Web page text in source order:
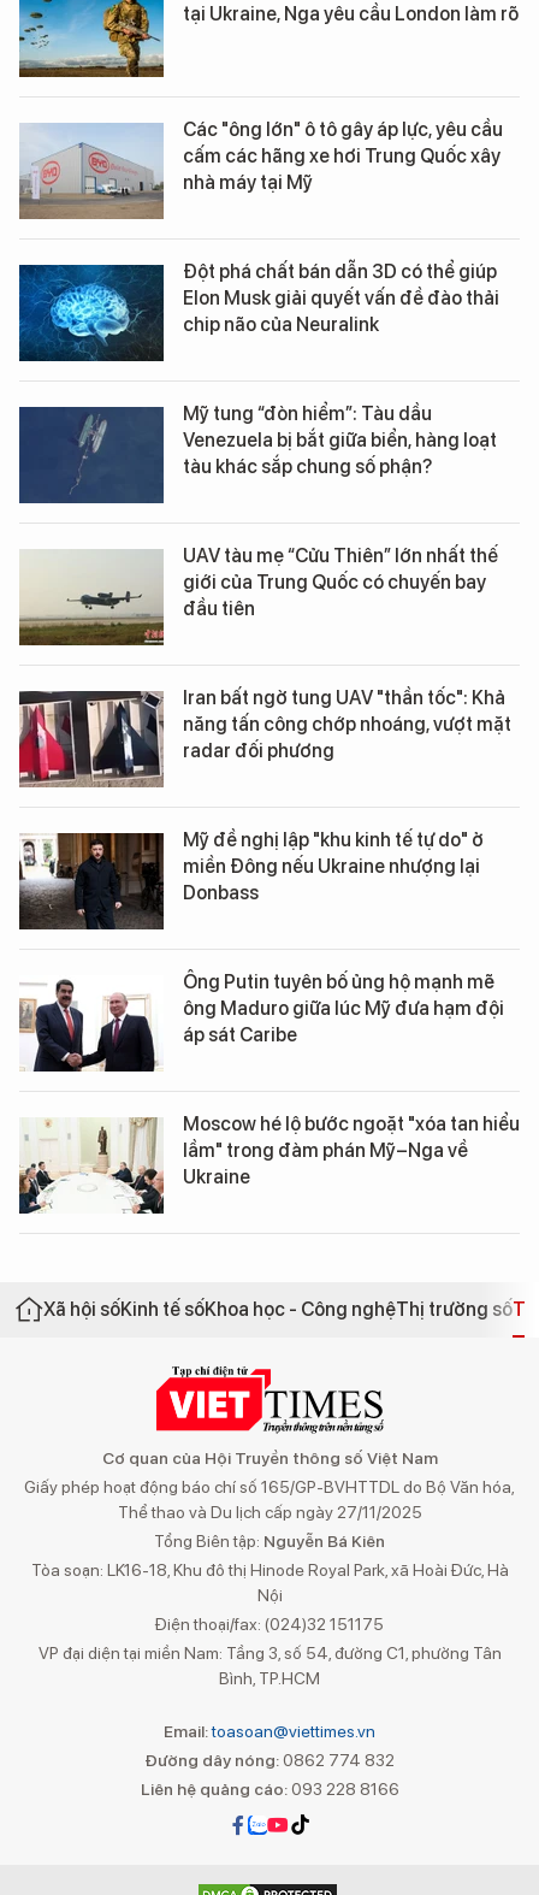
tại Ukraine, Nga yêu cầu London làm rõ
Các "ông lớn" ô tô gây áp lực, yêu cầu
cấm các hãng xe hơi Trung Quốc xây
nhà máy tại Mỹ
Đột phá chất bán dẫn 3D có thể giúp
Elon Musk giải quyết vấn đề đào thải
chip não của Neuralink
Mỹ tung “đòn hiểm”: Tàu dầu
Venezuela bị bắt giữa biển, hàng loạt
tàu khác sắp chung số phận?
UAV tàu mẹ “Cửu Thiên” lớn nhất thế
giới của Trung Quốc có chuyến bay
đầu tiên
Iran bất ngờ tung UAV "thần tốc": Khả
năng tấn công chớp nhoáng, vượt mặt
radar đối phương
Mỹ đề nghị lập "khu kinh tế tự do" ở
miền Đông nếu Ukraine nhượng lại
Donbass
Ông Putin tuyên bố ủng hộ mạnh mẽ
ông Maduro giữa lúc Mỹ đưa hạm đội
áp sát Caribe
Moscow hé lộ bước ngoặt "xóa tan hiểu
lầm" trong đàm phán Mỹ–Nga về
Ukraine
Xã hội sốKinh tế sốKhoa học - Công nghệThị trường số
Cơ quan của Hội Truyền thông số Việt Nam
Giấy phép hoạt động báo chí số 165/GP-BVHTTDL do Bộ Văn hóa,
Thể thao và Du lịch cấp ngày 27/11/2025
Tổng Biên tập: Nguyễn Bá Kiên
Tòa soạn: LK16-18, Khu đô thị Hinode Royal Park, xã Hoài Đức, Hà
Nội
Điện thoại/fax: (024)32 151175
VP đại diện tại miền Nam: Tầng 3, số 54, đường C1, phường Tân
Bình, TP.HCM
Email:toasoan@viettimes.vn
Đường dây nóng: 0862 774 832
Liên hệ quảng cáo:093 228 8166